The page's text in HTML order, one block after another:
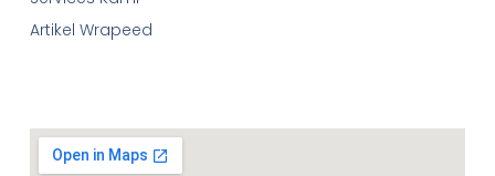
Artikel Wrapeed